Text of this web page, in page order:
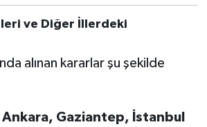
ve Diğer İllerdeki
alınan kararlar şu şekilde
Ankara, Gaziantep, İstanbul